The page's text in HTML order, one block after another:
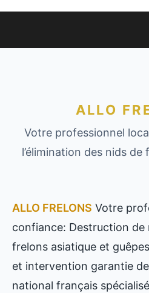
ALLO
Votre professionnel
l’élimination des nids
ALLO FRELONS Votre
confiance: Destruction de
frelons asiatique et
et intervention garantie
national français